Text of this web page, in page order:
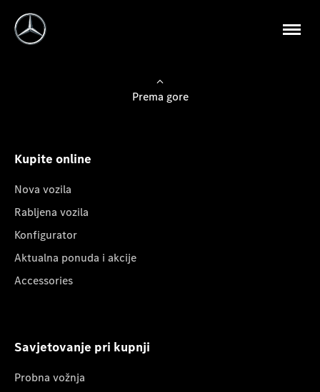
Prema gore
Kupite online
Nova vozila
Rabljena vozila
Konfigurator
Aktualna ponuda i akcije
Accessories
Savjetovanje pri kupnji
Probna vožnja